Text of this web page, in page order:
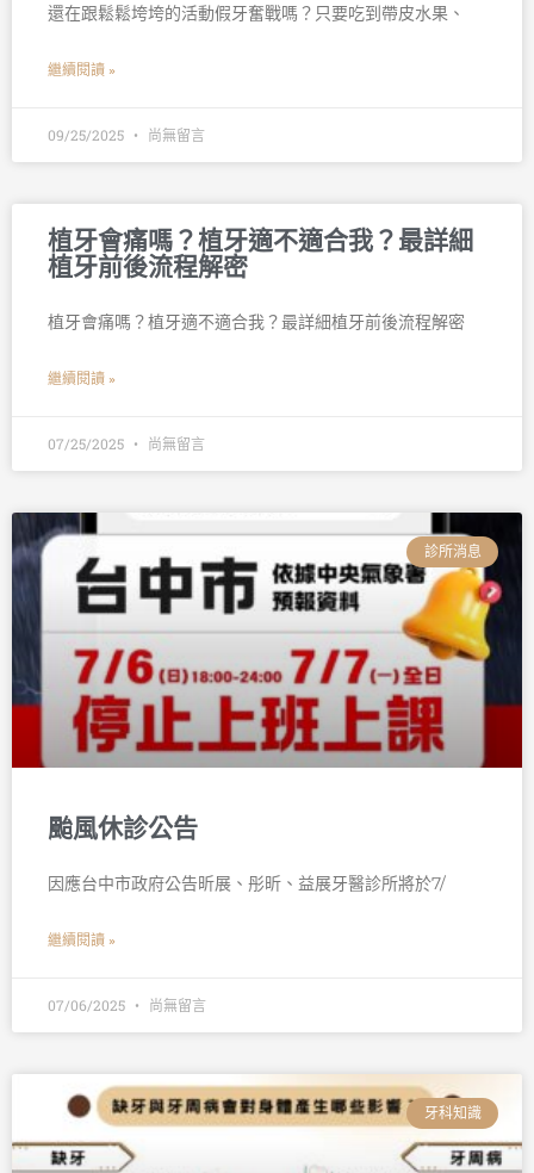
還在跟鬆鬆垮垮的活動假牙奮戰嗎？只要吃到帶皮水果、
繼續閱讀 »
09/25/2025 尚無留言
植牙會痛嗎？植牙適不適合我？最詳細
植牙前後流程解密
植牙會痛嗎？植牙適不適合我？最詳細植牙前後流程解密
繼續閱讀 »
07/25/2025 尚無留言
診所消息
颱風休診公告
因應台中市政府公告昕展、彤昕、益展牙醫診所將於7/
繼續閱讀 »
07/06/2025 尚無留言
牙科知識